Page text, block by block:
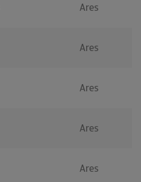
Ares
Ares
Ares
Ares
Ares